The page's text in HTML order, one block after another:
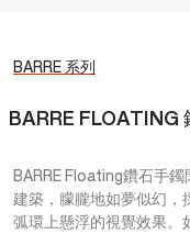
BARRE 系列
BARRE FLOATING
BARRE Floating鑽石手
建築，朦朧地如夢似幻，
弧環上懸浮的視覺效果。